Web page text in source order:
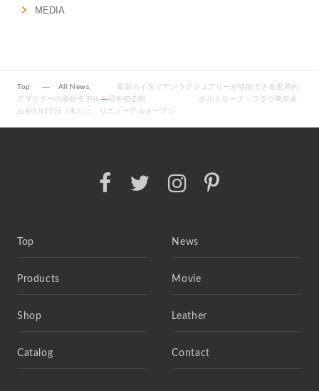
MEDIA
Top All News
最新のイタリアンラグジュアリーが堪能できる世界的
デザイナーの新作モデルを日本初公開 ポルトローナ・フラウ東京青
山が5月12日（木）に リニューアルオープン
Top News
Products Movie
Shop Leather
Catalog Contact